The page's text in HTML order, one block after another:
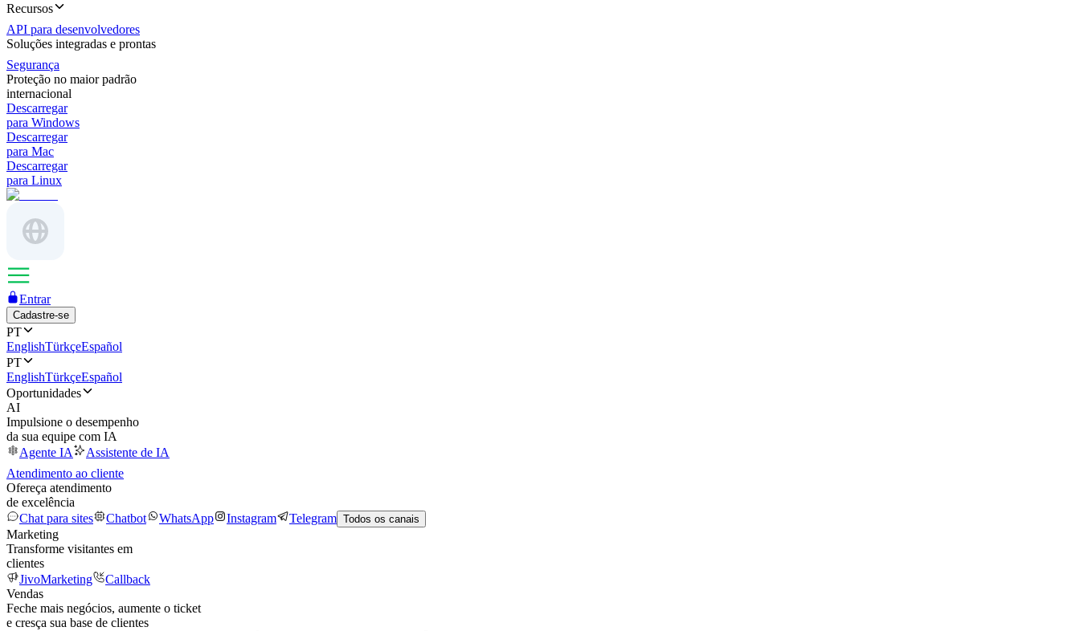
Recursos
API para desenvolvedores
Soluções integradas e prontas
Segurança
Proteção no maior padrão
internacional
Descarregar
para Windows
Descarregar
para Mac
Descarregar
para Linux
Entrar
Cadastre-se
PT
EnglishTürkçeEspañol
PT
EnglishTürkçeEspañol
Oportunidades
AI
Impulsione o desempenho
da sua equipe com IA
Agente IA
Assistente de IA
Atendimento ao cliente
Ofereça atendimento
de excelência
Chat para sites
Chatbot WhatsApp Instagram Telegram Todos os canais
Marketing
Transforme visitantes em
clientes
JivoMarketing
Callback
Vendas
Feche mais negócios, aumente o ticket
e cresça sua base de clientes